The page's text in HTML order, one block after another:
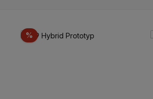
% Sconto